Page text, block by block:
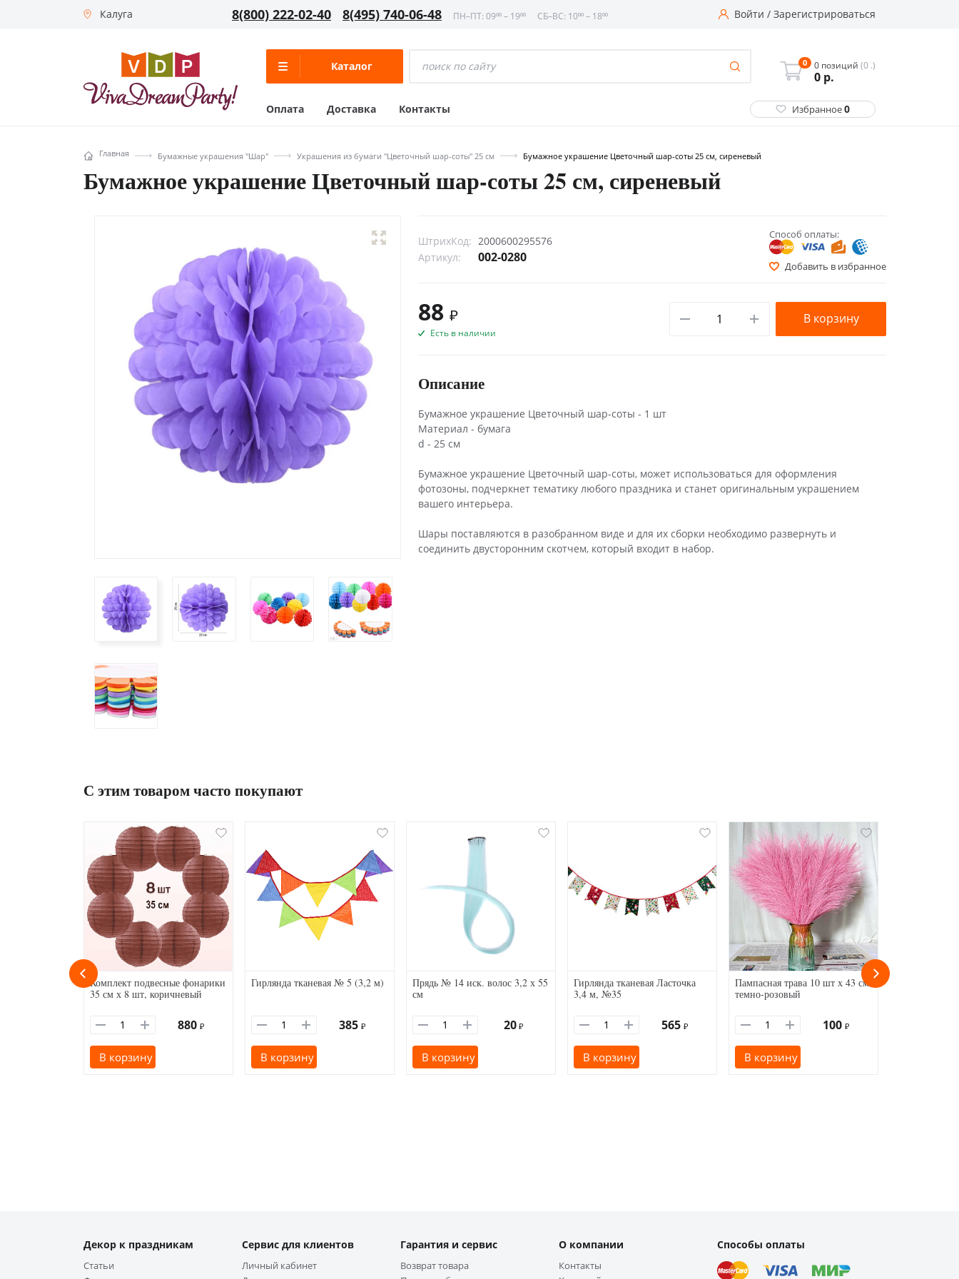
Калуга 8(800) 222-02-40 8(495) 740-06-48 ПН–ПТ: 09⁰⁰ – 19⁰⁰ СБ–ВС: 10⁰⁰ – 18⁰⁰ Войти / Зарегистрироваться
Каталог 0 0 позиций (0 .)
0 р.
Оплата Доставка Контакты Избранное0
Главная Бумажные украшения "Шар" Украшения из бумаги "Цветочный шар-соты" 25 см Бумажное украшение Цветочный шар-соты 25 см, сиреневый
Бумажное украшение Цветочный шар-соты 25 см, сиреневый
ШтрихКод: 2000600295576
Артикул:
002-0280
Способ оплаты:
Добавить в избранное
88 ₽
Есть в наличии
В корзину
Описание
Бумажное украшение Цветочный шар-соты - 1 шт
Материал - бумага
d - 25 см
Бумажное украшение Цветочный шар-соты, может использоваться для оформления
фотозоны, подчеркнет тематику любого праздника и станет оригинальным украшением
вашего интерьера.
Шары поставляются в разобранном виде и для их сборки необходимо развернуть и
соединить двусторонним скотчем, который входит в набор.
С этим товаром часто покупают
Комплект подвесные фонарики
35 см х 8 шт, коричневый
880 ₽
В корзину
Гирлянда тканевая № 5 (3,2 м)
385 ₽
В корзину
Прядь № 14 иск. волос 3,2 х 55
см
20 ₽
В корзину
Гирлянда тканевая Ласточка
3,4 м, №35
565 ₽
В корзину
Пампасная трава 10 шт х 43 см,
темно-розовый
100 ₽
В корзину
Декор к праздникам
Статьи
Сервис для клиентов
Личный кабинет
Гарантия и сервис
Возврат товара
О компании
Контакты
Способы оплаты